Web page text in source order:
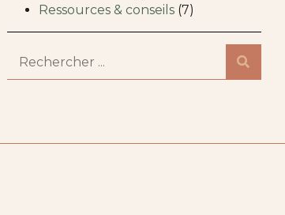
Ressources & conseils(7)